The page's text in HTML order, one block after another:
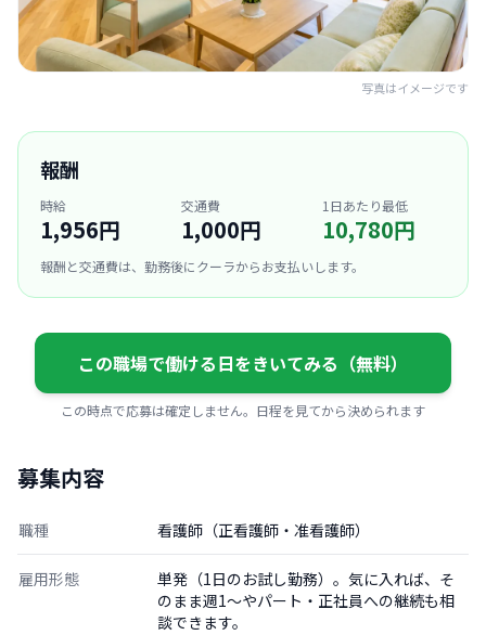
写真はイメージです
報酬
時給
1,956円
交通費
1,000円
1日あたり最低
10,780円
報酬と交通費は、勤務後にクーラからお支払いします。
この職場で働ける日をきいてみる（無料）
この時点で応募は確定しません。日程を見てから決められます
募集内容
職種 看護師（正看護師・准看護師）
雇用形態
単発（1日のお試し勤務）。気に入れば、そ
のまま週1〜やパート・正社員への継続も相
談できます。